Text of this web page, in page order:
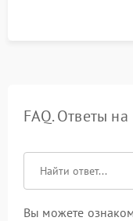
FAQ. Ответы
Вы можете